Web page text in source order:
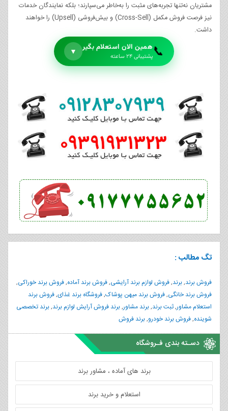
مشتریان نه‌تنها تجربه‌های مثبت را به‌خاطر می‌سپارند؛ بلکه نمایندگان خدمات
نیز فرصت فروش مکمل (Cross-Sell) و بیش‌فروشی (Upsell) را خواهند
داشت.
📞همین الان استعلام بگیر
پشتیبانی ۲۴ ساعته
▼
تگ مطالب :
فروش برند,برند,فروش لوازم برند آرایشی,فروش برند آماده,فروش برند خوراکی,
فروش برند خانگی,فروش برند میهن پوشاک,فروشگاه برند غذای,فروش برند
استعلام مشاور,ثبت برند,برند مشاور,برند فروش آرایش لوازم برند,برند تخصصی
شوینده,فروش برند خودرو,برند فروش
دسـته بندی فـروشگاه
برند های آماده ، مشاور برند
استعلام و خرید برند